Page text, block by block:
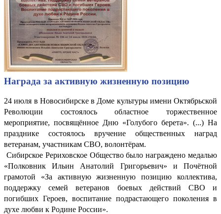
Награда за активную жизненную позицию
24 июля в Новосибирске в Доме культуры имени Октябрьской
Революции состоялось областное торжественное
мероприятие, посвящённое Дню «Голубого берета». (...) На
празднике состоялось вручение общественных наград
ветеранам, участникам СВО, волонтёрам.
Сибирское Рериховское Общество было награждено медалью
«Полковник Ильин Анатолий Григорьевич» и Почётной
грамотой «За активную жизненную позицию коллектива,
поддержку семей ветеранов боевых действий СВО и
погибших Героев, воспитание подрастающего поколения в
духе любви к Родине России».